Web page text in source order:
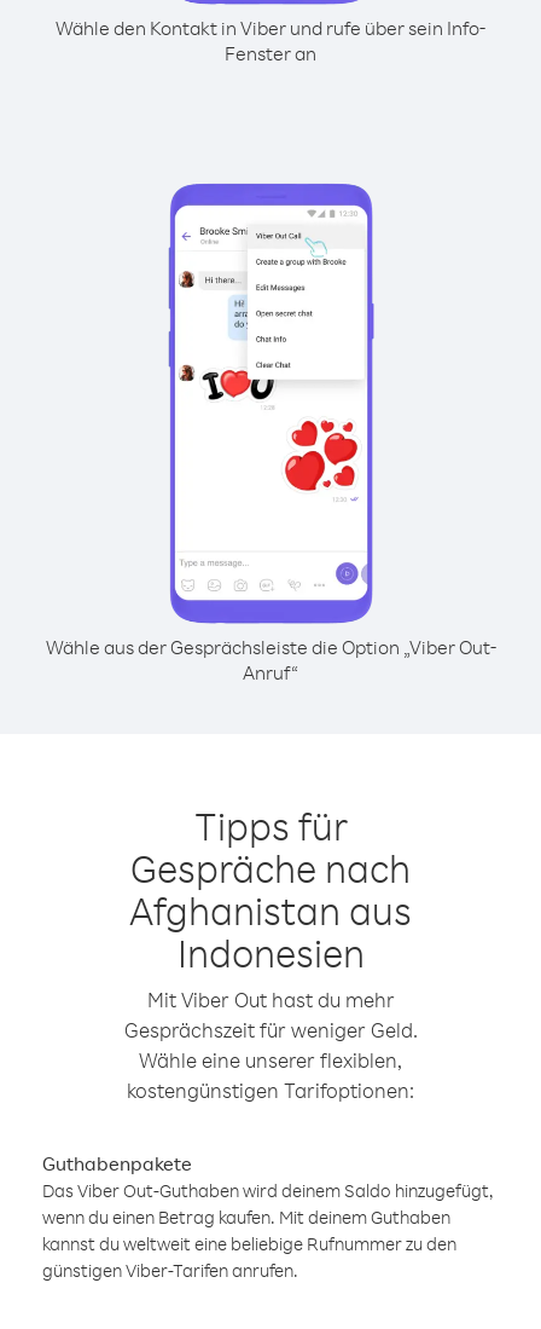
Wähle den Kontakt in Viber und rufe über sein Info-
Fenster an
Wähle aus der Gesprächsleiste die Option „Viber Out-
Anruf“
Tipps für
Gespräche nach
Afghanistan aus
Indonesien
Mit Viber Out hast du mehr
Gesprächszeit für weniger Geld.
Wähle eine unserer flexiblen,
kostengünstigen Tarifoptionen:
Guthabenpakete
Das Viber Out-Guthaben wird deinem Saldo hinzugefügt,
wenn du einen Betrag kaufen. Mit deinem Guthaben
kannst du weltweit eine beliebige Rufnummer zu den
günstigen Viber-Tarifen anrufen.